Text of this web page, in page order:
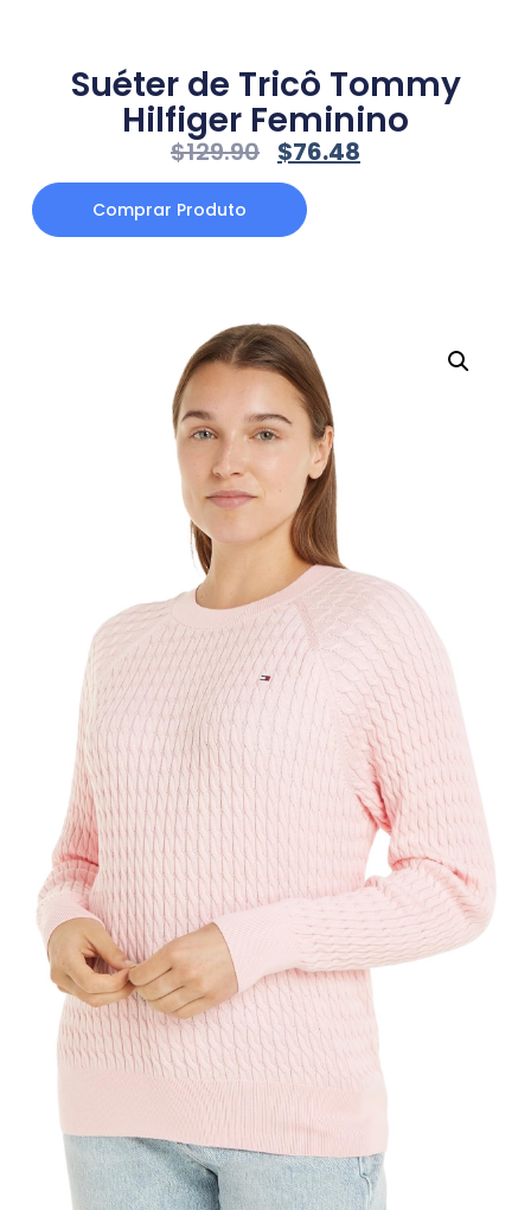
Suéter de Tricô Tommy
Hilfiger Feminino
$129.90 $76.48
Comprar Produto